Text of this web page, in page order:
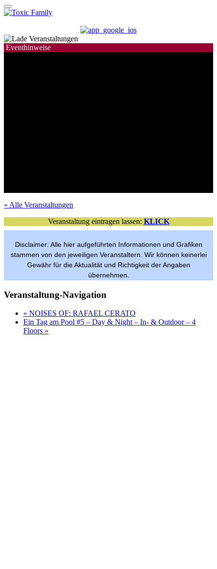
Eventhinweise
« Alle Veranstaltungen
Veranstaltung eintragen lassen: KLICK
Disclaimer: Alle hier aufgeführten Informationen und Grafiken
stammen von den jeweiligen Veranstaltern. Wir können keinerlei
Gewähr für die Aktualität und Richtigkeit der Angaben
übernehmen.
Veranstaltung-Navigation
« NOISES OF: RAFAEL CERATO
Ein Tag am Pool #5 – Day & Night – In- & Outdoor – 4
Floors »